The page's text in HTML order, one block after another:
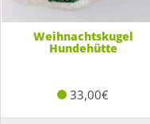
Weihnachtskugel
Hundehütte
33,00€